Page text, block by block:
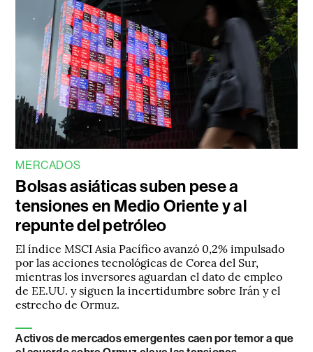
MERCADOS
Bolsas asiáticas suben pese a
tensiones en Medio Oriente y al
repunte del petróleo
El índice MSCI Asia Pacífico avanzó 0,2% impulsado
por las acciones tecnológicas de Corea del Sur,
mientras los inversores aguardan el dato de empleo
de EE.UU. y siguen la incertidumbre sobre Irán y el
estrecho de Ormuz.
Activos de mercados emergentes caen por temor a que